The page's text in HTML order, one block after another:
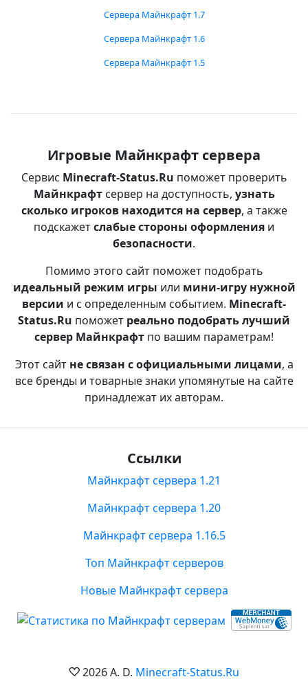
Сервера Майнкрафт 1.7
Сервера Майнкрафт 1.6
Сервера Майнкрафт 1.5
Игровые Майнкрафт сервера
Сервис Minecraft-Status.Ru поможет проверить
Майнкрафтсервер на доступность, узнать
сколько игроков находится на сервер, а также
подскажетслабые стороны оформления и
безопасности.
Помимо этого сайт поможет подобрать
идеальный режим игры или мини-игру нужной
версии и с определенным событием. Minecraft-
Status.Ru поможет реально подобрать лучший
сервер Майнкрафт по вашим параметрам!
Этот сайт не связан с официальными лицами, а
все бренды и товарные знаки упомянутые на сайте
принадлежат их авторам.
Ссылки
Майнкрафт сервера 1.21
Майнкрафт сервера 1.20
Майнкрафт сервера 1.16.5
Топ Майнкрафт серверов
Новые Майнкрафт сервера
2026 A. D. Minecraft-Status.Ru